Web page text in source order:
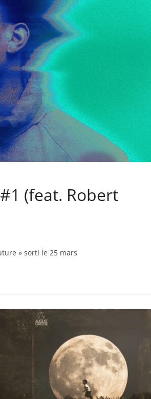
(feat. Robert
» sorti le 25 mars